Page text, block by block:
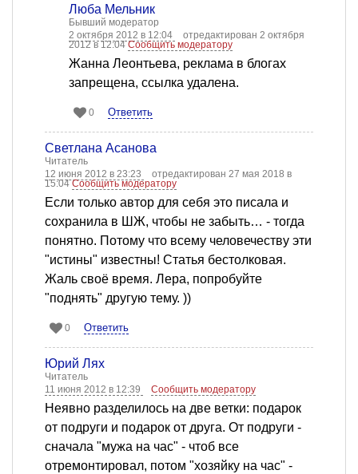
Люба Мельник
Бывший модератор
2 октября 2012 в 12:04
отредактирован 2 октября
2012 в 12:04Сообщить модератору
Жанна Леонтьева, реклама в блогах
запрещена, ссылка удалена.
0 Ответить
Светлана Асанова
Читатель
12 июня 2012 в 23:23
отредактирован 27 мая 2018 в
15:04Сообщить модератору
Если только автор для себя это писала и
сохранила в ШЖ, чтобы не забыть… - тогда
понятно. Потому что всему человечеству эти
"истины" известны! Статья бестолковая.
Жаль своё время. Лера, попробуйте
"поднять" другую тему. ))
0 Ответить
Юрий Лях
Читатель
11 июня 2012 в 12:39
Сообщить модератору
Неявно разделилось на две ветки: подарок
от подруги и подарок от друга. От подруги -
сначала "мужа на час" - чтоб все
отремонтировал, потом "хозяйку на час" -